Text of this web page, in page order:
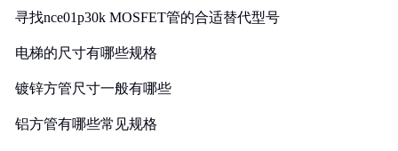
寻找nce01p30k MOSFET管的合适替代型号
电梯的尺寸有哪些规格
镀锌方管尺寸一般有哪些
铝方管有哪些常见规格